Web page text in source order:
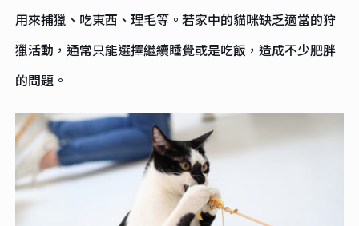
用來捕獵、吃東西、理毛等。若家中的貓咪缺乏適當的狩
獵活動，通常只能選擇繼續睡覺或是吃飯，造成不少肥胖
的問題。